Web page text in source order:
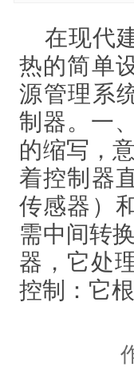
在现代
热的简单
源管理系
制器。一
的缩写，
着控制器
传感器）
需中间转
器，它处
控制：它